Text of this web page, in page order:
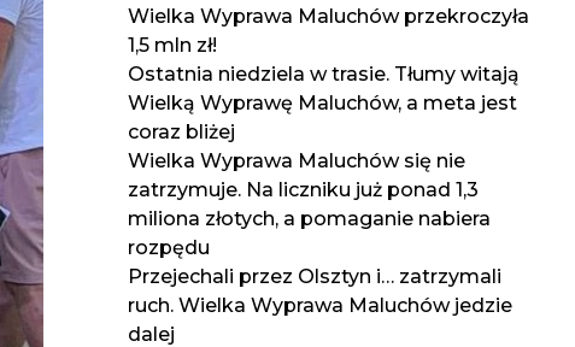
Wielka Wyprawa Maluchów przekroczyła
1,5 mln zł!
Ostatnia niedziela w trasie. Tłumy witają
Wielką Wyprawę Maluchów, a meta jest
coraz bliżej
Wielka Wyprawa Maluchów się nie
zatrzymuje. Na liczniku już ponad 1,3
miliona złotych, a pomaganie nabiera
rozpędu
Przejechali przez Olsztyn i… zatrzymali
ruch. Wielka Wyprawa Maluchów jedzie
dalej